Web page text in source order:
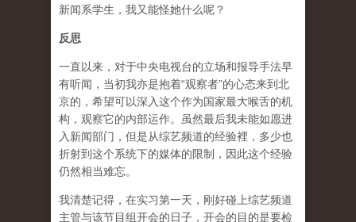
新闻系学生，我又能怪她什么呢？
反思
一直以来，对于中央电视台的立场和报导手法早
有听闻，当初我亦是抱着“观察者”的心态来到北
京的，希望可以深入这个作为国家最大喉舌的机
构，观察它的内部运作。虽然最后我未能如愿进
入新闻部门，但是从综艺频道的经验裡，多少也
折射到这个系统下的媒体的限制，因此这个经验
仍然相当难忘。
我清楚记得，在实习第一天，刚好碰上综艺频道
主管与该节目组开会的日子，开会的目的是要检